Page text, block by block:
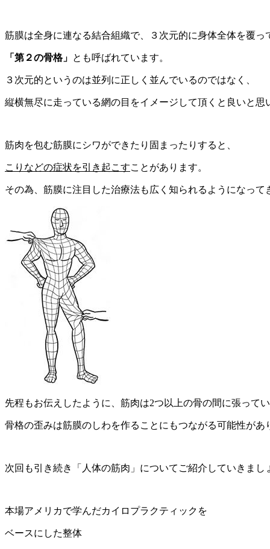
筋膜は全身に連なる結合組織で、３次元的に身体全体を覆っ
「第２の骨格」 とも呼ばれています。
３次元的というのは並列に正しく並んでいるのではなく、
縦横無尽に走っている網の目をイメージして頂くと良いと思
筋肉を包む筋膜にシワができたり固まったりすると、
こりなどの症状を引き起こすことがあります。
その為、筋膜に注目した治療法も広く知られるようになって
先程もお伝えしたように、筋肉は2つ以上の骨の間に張って
骨格の歪みは筋膜のしわを作ることにもつながる可能性があ
次回も引き続き「人体の筋肉」についてご紹介していきまし
本場アメリカで学んだカイロプラクティックを
ベースにした整体